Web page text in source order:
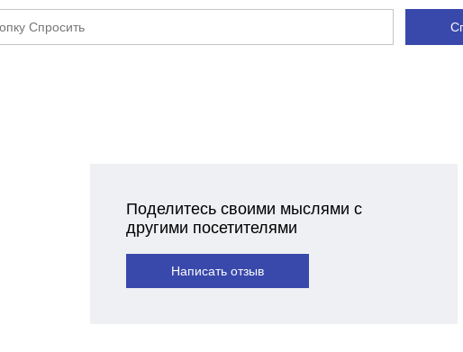
Поделитесь своими мыслями с
другими посетителями
Написать отзыв